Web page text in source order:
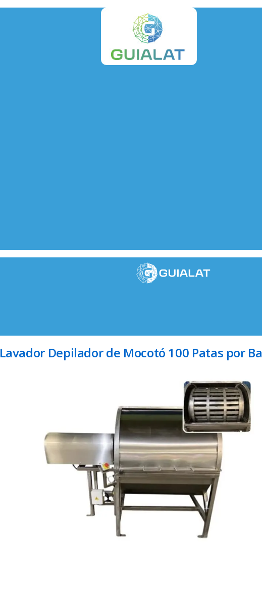
Lavador Depilador de Mocotó 100 Patas por